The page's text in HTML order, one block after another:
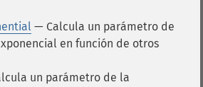
— Calcula un parámetro de
en función de otros
un parámetro de la